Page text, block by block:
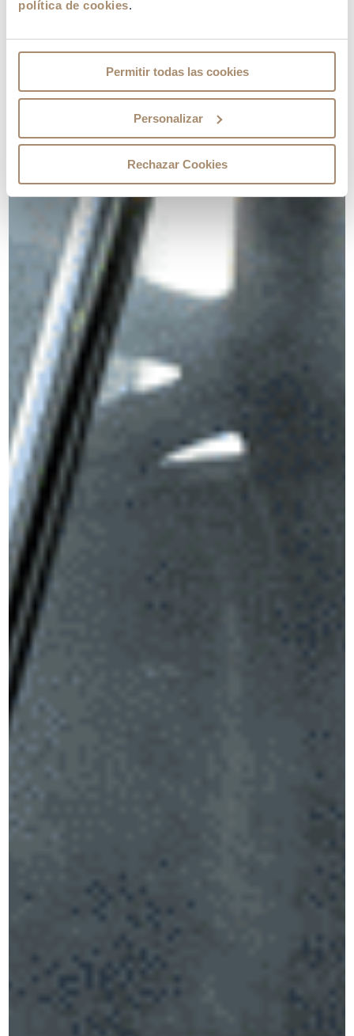
política de cookies.
Permitir todas las cookies
Personalizar
Rechazar Cookies